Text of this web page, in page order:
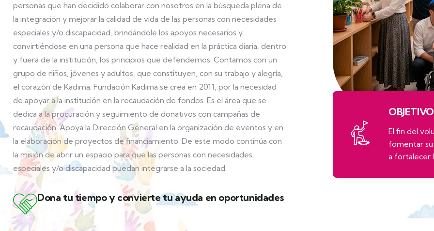
personas que han decidido colaborar con nosotros en la búsqueda plena de
la integración y mejorar la calidad de vida de las personas con necesidades
especiales y/o discapacidad, brindándole los apoyos necesarios y
convirtiéndose en una persona que hace realidad en la práctica diaria, dentro
y fuera de la institución, los principios que defendemos. Contamos con un
grupo de niños, jóvenes y adultos, que constituyen, con su trabajo y alegría,
el corazón de Kadima. Fundación Kadima se crea en 2011, por la necesidad
de apoyar a la institución en la recaudación de fondos. Es el área que se
dedica a la procuración y seguimiento de donativos con campañas de
recaudación. Apoya la Dirección General en la organización de eventos y en
la elaboración de proyectos de financiamiento. De este modo continúa con
la misión de abrir un espacio para que las personas con necesidades
especiales y/o discapacidad puedan integrarse a la sociedad.
Dona tu tiempo y convierte tu ayuda en oportunidades
OBJETIVO
El fin del
fomentar
a fortalecer